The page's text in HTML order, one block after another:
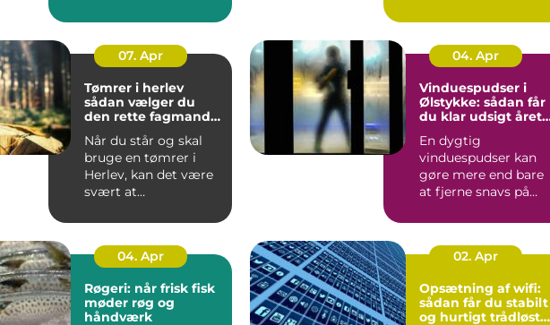
hurti...
07. Apr
Tømrer i herlev
sådan vælger du
den rette fagmand
Når du står og skal
bruge en tømrer i
Herlev, kan det være
svært at
du bør vælge, o...
04. Apr
Vinduespudser i
Ølstykke: sådan får
du klar udsigt året
En dygtig
vinduespudser kan
gøre mere end bare
at fjerne snavs på
g...
04. Apr
Røgeri: når frisk fisk
møder røg og
håndværk
02. Apr
Opsætning af wifi:
sådan får du stabilt
og hurtigt trådløst